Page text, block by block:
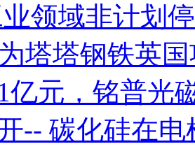
领域非计划
塔塔钢铁英
亿元，铭普光
-- 碳化硅在